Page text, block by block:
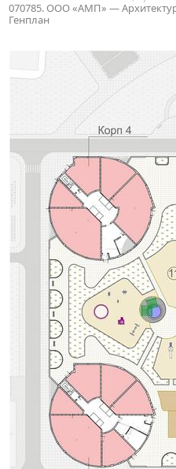
070785. ООО «АМП» —
Генплан